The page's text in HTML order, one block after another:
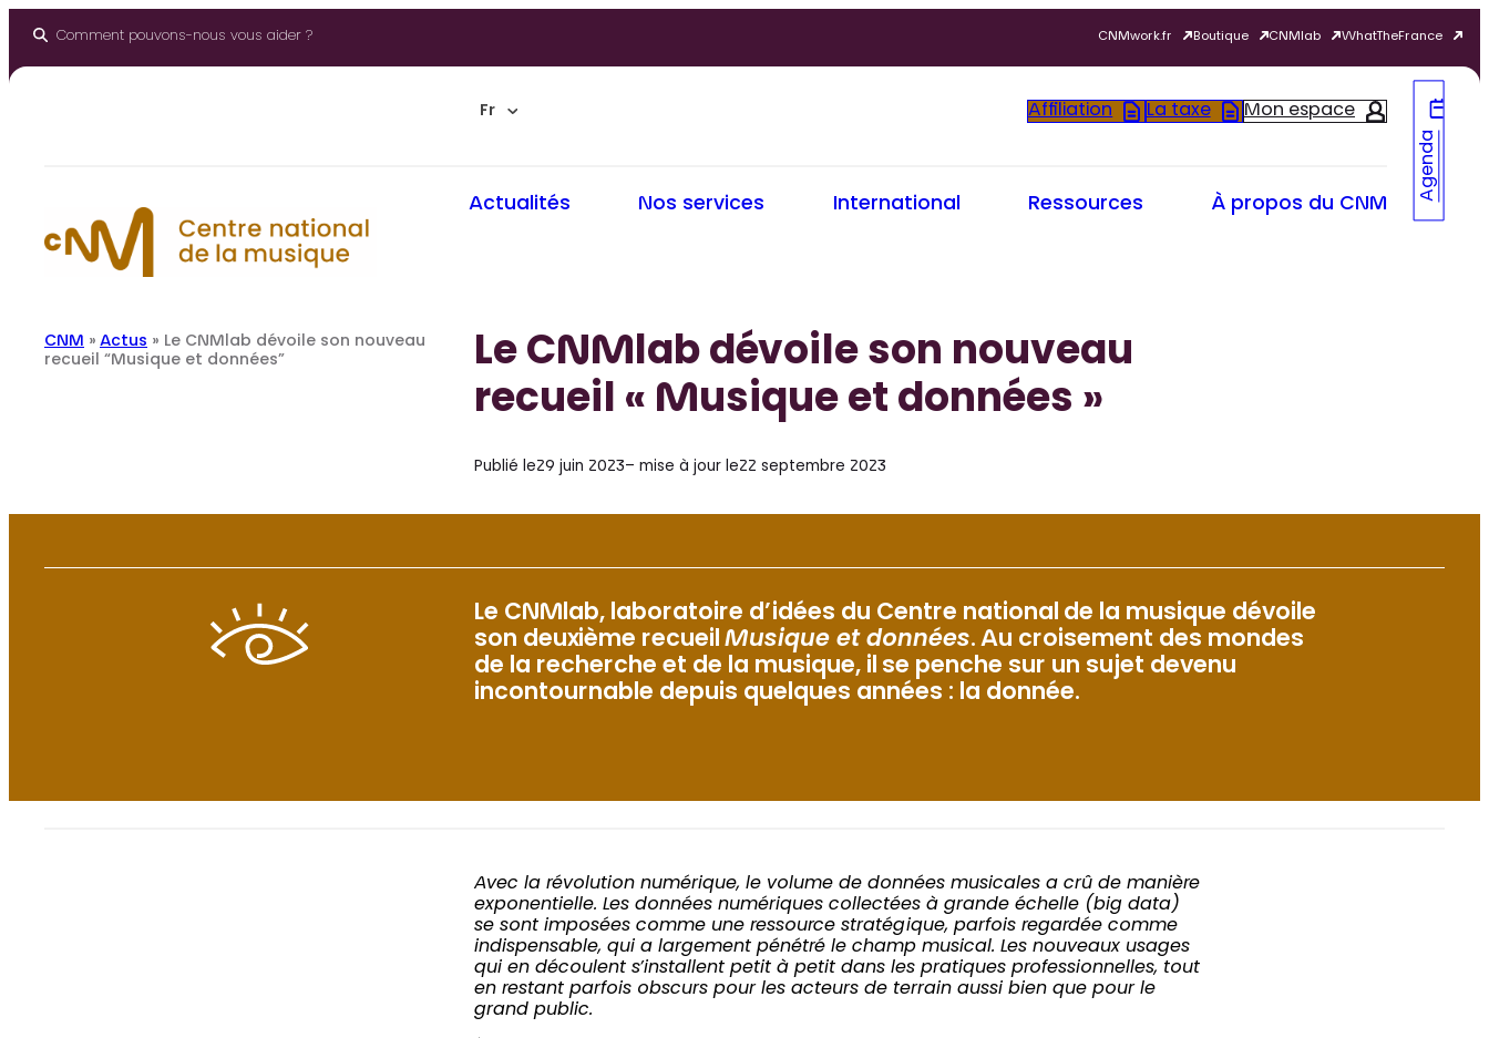
Comment pouvons-nous vous aider ? CNMwork.fr Boutique CNMlab WhatTheFrance
Fr Affiliation La taxe Mon espace
Actualités Nos services International Ressources À propos du CNM
Agenda
CNM » Actus » Le CNMlab dévoile son nouveau
recueil “Musique et données”
Le CNMlab dévoile son nouveau
recueil « Musique et données »
Publié le29 juin 2023– mise à jour le22 septembre 2023
Le CNMlab, laboratoire d’idées du Centre national de la musique dévoile
son deuxième recueilMusique et données. Au croisement des mondes
de la recherche et de la musique, il se penche sur un sujet devenu
incontournable depuis quelques années : la donnée.
Avec la révolution numérique, le volume de données musicales a crû de manière
exponentielle. Les données numériques collectées à grande échelle (big data)
se sont imposées comme une ressource stratégique, parfois regardée comme
indispensable, qui a largement pénétré le champ musical. Les nouveaux usages
qui en découlent s’installent petit à petit dans les pratiques professionnelles, tout
en restant parfois obscurs pour les acteurs de terrain aussi bien que pour le
grand public.